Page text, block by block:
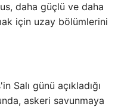
daha güçlü ve daha
için uzay bölümlerini
Salı günü açıkladığı
askeri savunmaya